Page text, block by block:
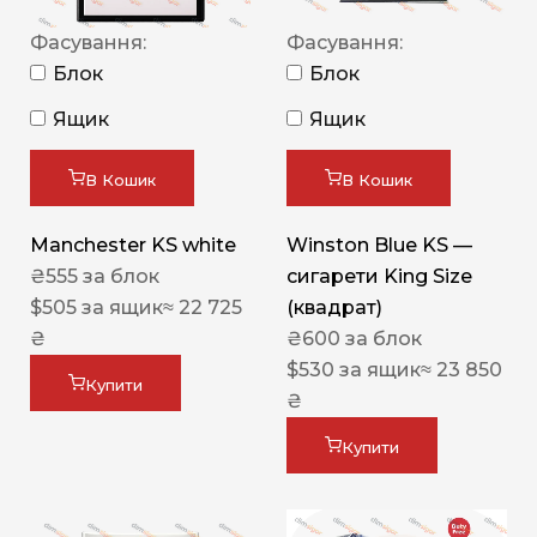
Фасування:
Блок
Ящик
В Кошик
Manchester KS white
₴555 за блок
$505 за ящик≈ 22 725
₴
Купити
Фасування:
Блок
Ящик
В Кошик
Winston Blue KS —
сигарети King Size
(квадрат)
₴600 за блок
$530 за ящик≈ 23 850
₴
Купити